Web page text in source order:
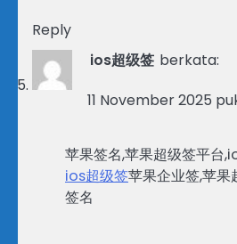
Reply
ios超级签 berkata:
11 November 2025
苹果签名,苹果超级签平台
ios超级签苹果企业签,苹果
签名